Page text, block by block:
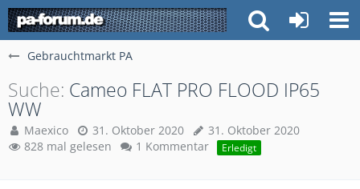
Gebrauchtmarkt PA
Suche Cameo FLAT PRO FLOOD IP65
WW
Maexico 31. Oktober 2020
31. Oktober 2020
828 mal gelesen
1 Kommentar Erledigt